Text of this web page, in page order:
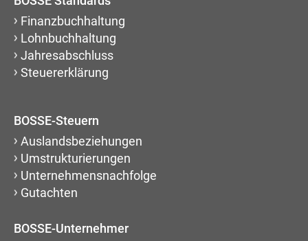
Finanzbuchhaltung
Lohnbuchhaltung
Jahresabschluss
Steuererklärung
BOSSE-Steuern
Auslandsbeziehungen
Umstrukturierungen
Unternehmensnachfolge
Gutachten
BOSSE-Unternehmer